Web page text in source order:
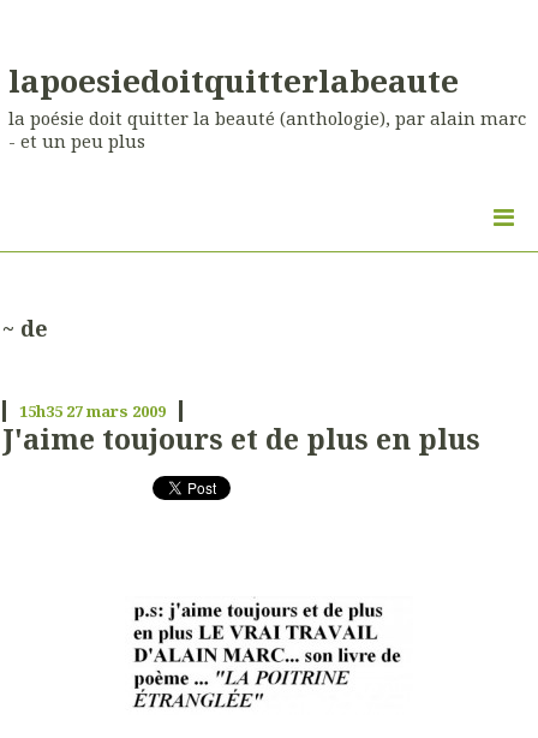
lapoesiedoitquitterlabeaute
la poésie doit quitter la beauté (anthologie), par alain marc
- et un peu plus
~ de
15h35 27mars 2009
J'aime toujours et de plus en plus